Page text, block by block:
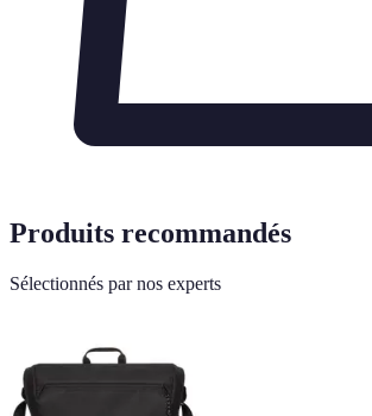
Produits recommandés
Sélectionnés par nos experts